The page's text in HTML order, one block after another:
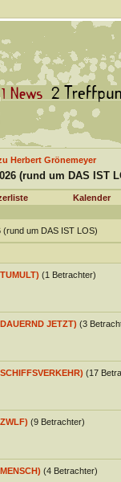
Herbert Grönemeyer
(rund um DAS IST
Kalender
um DAS IST LOS)
(1 Betrachter)
JETZT) (3
(17
(9 Betrachter)
(4 Betrachter)